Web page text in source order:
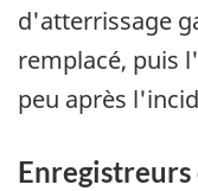
d'atterrissage
remplacé, puis
peu après
Enregistreurs